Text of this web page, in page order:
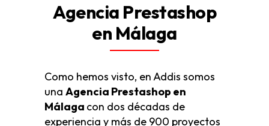
Agencia Prestashop
en Málaga
Como hemos visto, en Addis somos
una Agencia Prestashop en
Málaga con dos décadas de
experiencia y más de 900 proyectos